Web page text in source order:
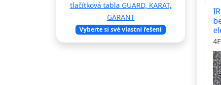
tlačítková tabla GUARD, KARAT,
GARANT
Vyberte si své vlastní řešení